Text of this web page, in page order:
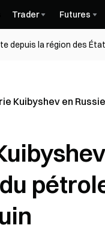
Trader Futures
depuis la région des
Kuibyshev en